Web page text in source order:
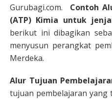
Gurubagi.com. Contoh
(ATP) Kimia untuk
berikut ini dibagikan
menyusun perangkat
Merdeka.
Alur Tujuan
tujuan pembelajaran yang